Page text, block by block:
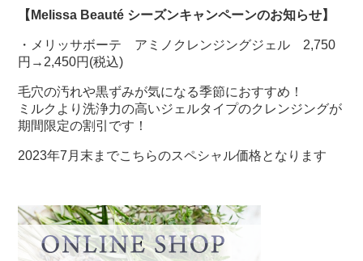
【Melissa Beauté シーズンキャンペーンのお知らせ】
・メリッサボーテ アミノクレンジングジェル 2,750
円→2,450円(税込)
毛穴の汚れや黒ずみが気になる季節におすすめ！
ミルクより洗浄力の高いジェルタイプのクレンジングが
期間限定の割引です！
2023年7月末までこちらのスペシャル価格となります